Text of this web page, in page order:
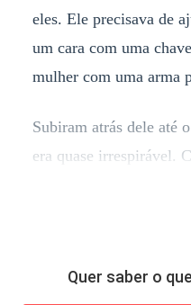
eles. Ele precisava de
um cara com uma
mulher com uma arma
Subiram atrás dele até
era quase irrespirável.
Quer saber o